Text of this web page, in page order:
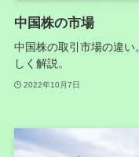
中国株の市場
中国株の取引市場の違
しく解説。
2022年10月7日